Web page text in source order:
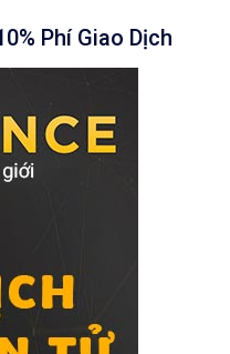
Phí Giao Dịch